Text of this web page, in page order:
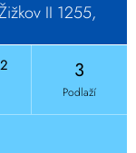
II 1255,
2 3
Podlaží